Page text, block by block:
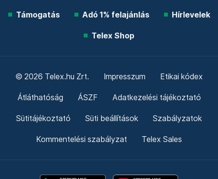
Támogatás Adó 1% felajánlás Hírlevelek
Telex Shop
© 2026 Telex.hu Zrt. Impresszum Etikai kódex
Átláthatóság ÁSZF Adatkezelési tájékoztató
Sütitájékoztató Süti beállítások Szabályzatok
Kommentelési szabályzat Telex Sales